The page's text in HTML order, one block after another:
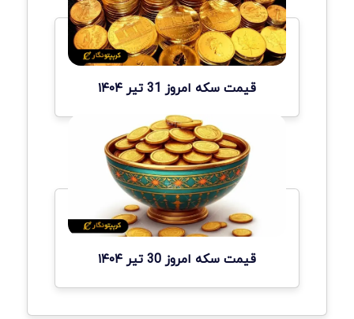
قیمت سکه امروز 31 تیر ۱۴۰۴
قیمت سکه امروز 30 تیر ۱۴۰۴